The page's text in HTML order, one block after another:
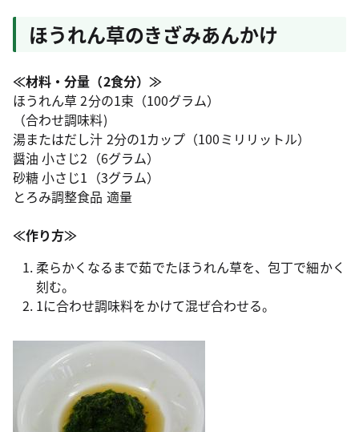
ほうれん草のきざみあんかけ
≪材料・分量（2食分）≫
ほうれん草 2分の1束（100グラム）
（合わせ調味料)
湯またはだし汁 2分の1カップ（100ミリリットル）
醤油 小さじ2（6グラム）
砂糖 小さじ1（3グラム）
とろみ調整食品 適量
≪作り方≫
柔らかくなるまで茹でたほうれん草を、包丁で細かく
刻む。
1に合わせ調味料をかけて混ぜ合わせる。